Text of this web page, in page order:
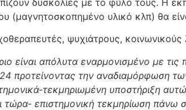
(μαγνητοσκοπημένο υλικό κλπ) θα
ψυχιάτρους, κοινωνικούς
είναι απόλυτα εναρμονισμένο με
προτείνοντας την αναδιαμόρφωση
τεκμηριωμένη υποστήριξη
τώρα- επιστημονική τεκμηρίωση